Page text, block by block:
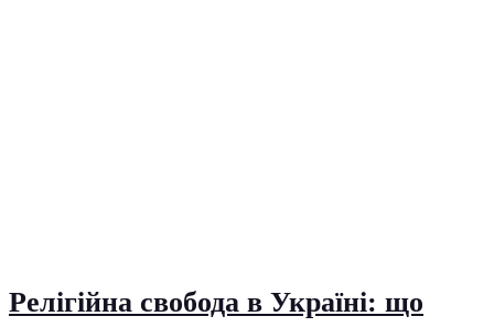
Релігійна свобода в Україні: що